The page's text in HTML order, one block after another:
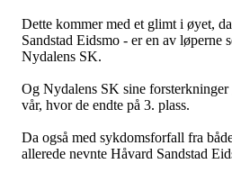
Dette kommer med et glimt i øyet,
Sandstad Eidsmo - er en av løperne
Nydalens SK.
Og Nydalens SK sine
vår, hvor de endte på 3. plass.
Da også med sykdomsforfall fra
allerede nevnte Håvard Sandstad